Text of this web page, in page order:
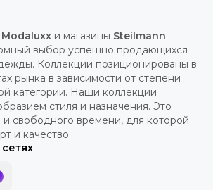
Modaluxx и магазины Steilmann
выбор успешно продающихся
Коллекции позиционированы в
рынка в зависимости от степени
категории. Наши коллекции
стиля и назначения. Это
свободного времени, для которой
и качество.